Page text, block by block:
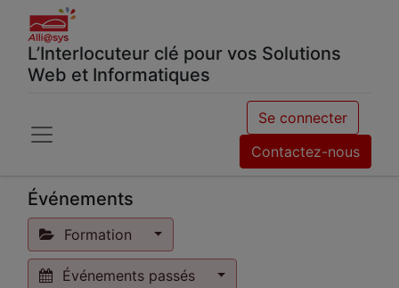
L’Interlocuteur clé pour vos Solutions
Web et Informatiques
Se connecter
Contactez-nous
Événements
Formation
Événements passés